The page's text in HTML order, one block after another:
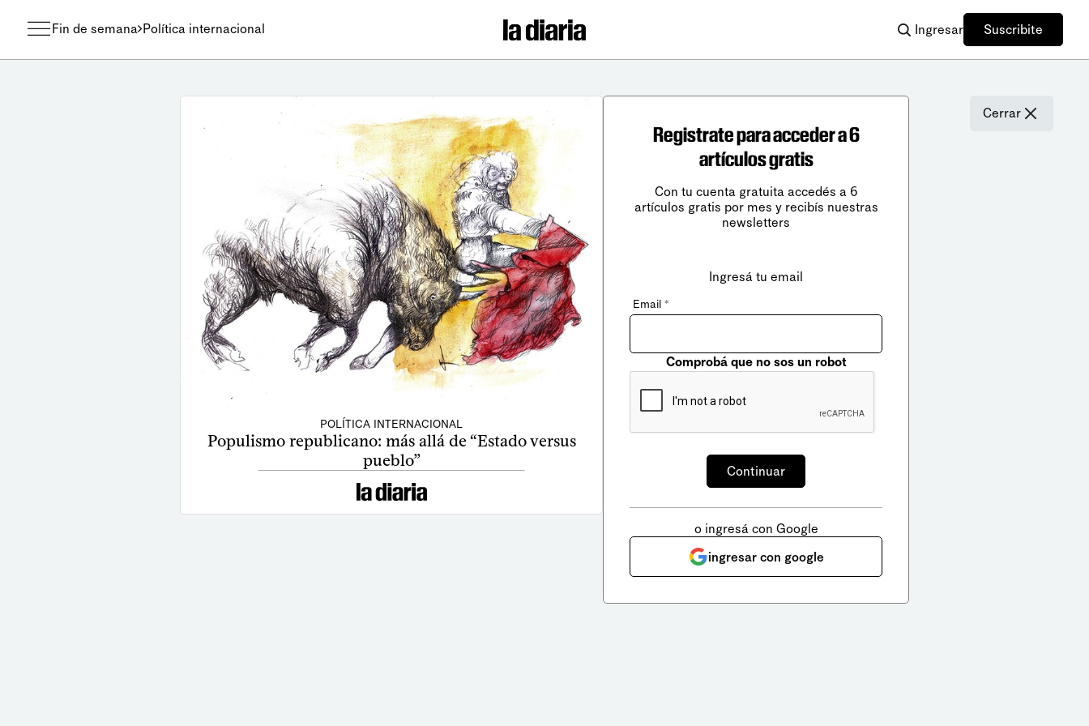
Fin de semana Política internacional Ingresar Suscribite
POLÍTICA INTERNACIONAL
Populismo republicano: más allá de “Estado versus
pueblo”
Cerrar
Registrate para acceder a 6
artículos gratis
Con tu cuenta gratuita accedés a 6
artículos gratis por mes y recibís nuestras
newsletters
Ingresá tu email
Email *
Comprobá que no sos un robot
o ingresá con Google
ingresar con google